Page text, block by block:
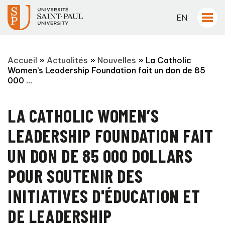
EN
Accueil » Actualités » Nouvelles » La Catholic
Women’s Leadership Foundation fait un don de 85
000 ...
LA CATHOLIC WOMEN’S
LEADERSHIP FOUNDATION FAIT
UN DON DE 85 000 DOLLARS
POUR SOUTENIR DES
INITIATIVES D'ÉDUCATION ET
DE LEADERSHIP